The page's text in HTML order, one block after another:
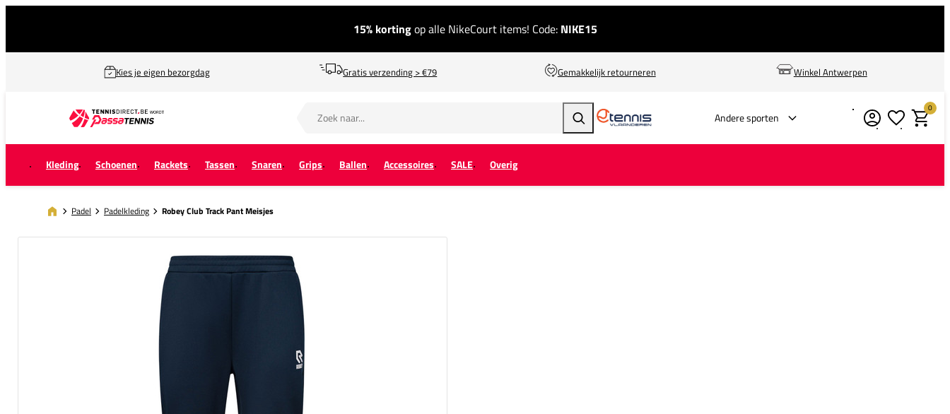
15% kortingop alle NikeCourt items! Code: NIKE15
Kies je eigen bezorgdag Gratis verzending > €79 Gemakkelijk retourneren Winkel Antwerpen
Zoeken Andere sporten Verlanglijstje
0
Kleding Schoenen Rackets Tassen Snaren Grips Ballen Accessoires SALE Overig
Padel Padelkleding Robey Club Track Pant Meisjes